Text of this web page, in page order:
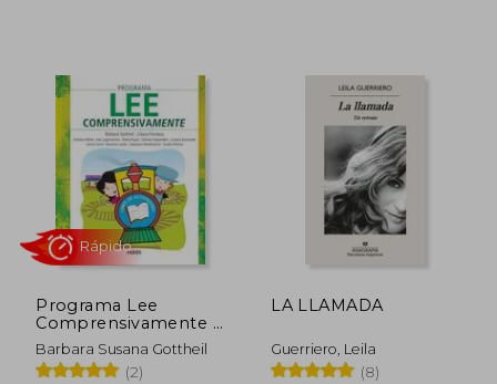
50%
dcto. $ 1.196
35%
Programa Lee
Comprensivamente -
Cuaderno De
Actividades
Barbara Susana Gottheil
(2)
LA LLAMADA
Guerriero, Leila
(8)